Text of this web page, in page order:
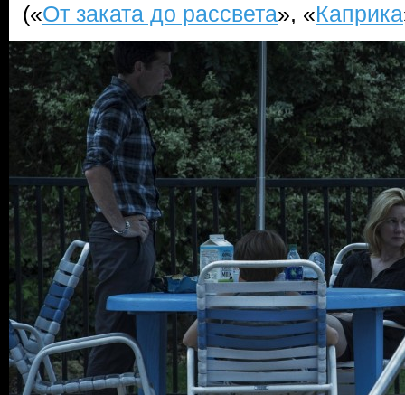
(«От заката до рассвета», «Каприка